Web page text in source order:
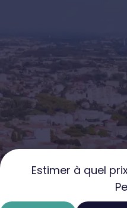
Estimer à quel